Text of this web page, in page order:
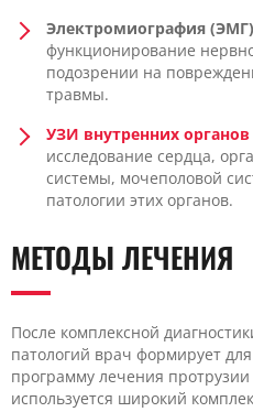
Электромиография (ЭМГ)
функционирование
подозрении на
травмы.
УЗИ внутренних органов
исследование сердца,
системы, мочеполовой
патологии этих органов.
МЕТОДЫ ЛЕЧЕНИЯ
После комплексной
патологий врач формирует
программу лечения
используется широкий